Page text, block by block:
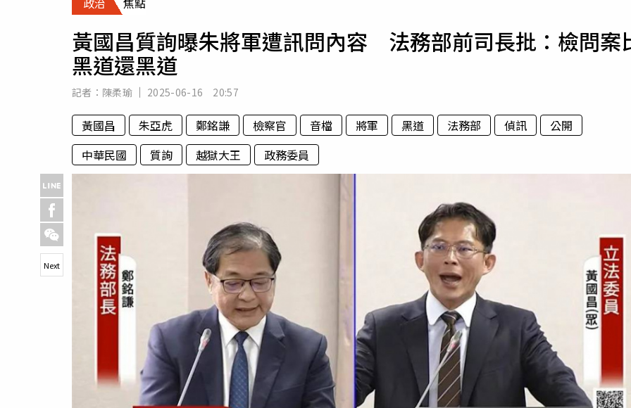
專欄
運勢
黃國昌質詢曝朱將軍遭訊問內容 法務部前司長批：檢問案
黑道還黑道
記者： 陳柔瑜 2025-06-16 20:57
黃國昌 朱亞虎 鄭銘謙 檢察官 音檔 將軍 黑道 法務部 偵訊
公開
中華民國
質詢 越獄大王 政務委員
Next